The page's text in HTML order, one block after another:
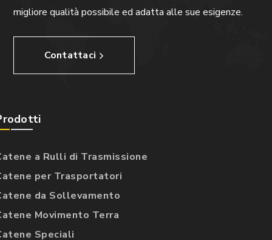
migliore qualità possibile ed adatta alle sue esigenze.
Contattaci
a Rulli di Trasmissione
per Trasportatori
da Sollevamento
Movimento Terra
Speciali